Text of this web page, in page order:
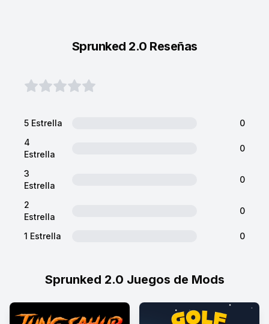
Sprunked 2.0 Juegos de Mods
Sprunked 2.0 Reseñas
5 Estrella
0
4
Estrella
0
3
Estrella
0
2
Estrella
0
1 Estrella 0